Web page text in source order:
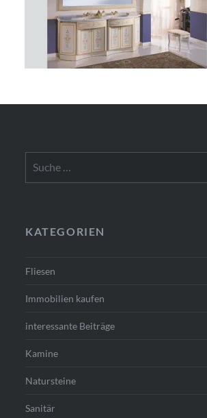
nach:
KATEGORIEN
Fliesen
Immobilien kaufen
interessante Beiträge
Kamine
Natursteine
Sanitär